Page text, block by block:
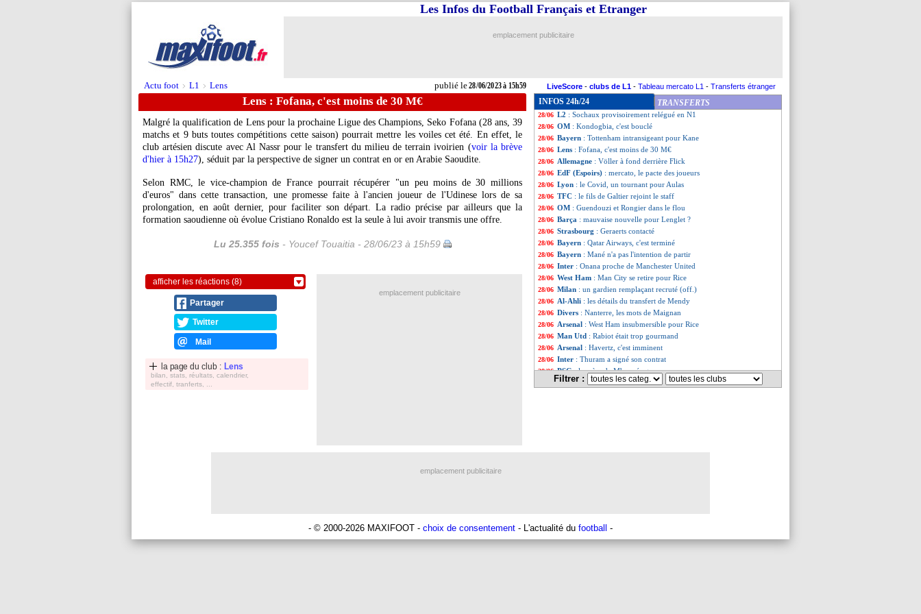
Actu foot > L1 > Lens publié le28/06/2023 à 15h59
Les Infos du Football Français et Etranger
emplacement publicitaire
LiveScore - clubs de L1 - Tableau mercato L1 - Transferts étranger
Lens : Fofana, c'est moins de 30 M€
Malgré la qualification de Lens pour la prochaine Ligue des Champions, Seko Fofana(28 ans, 39
matchs et 9 buts toutes compétitions cette saison) pourrait mettre les voiles cet été. En effet, le
club artésien discute avec Al Nassr pour le transfert du milieu de terrain ivoirien (voir la brève
d'hier à 15h27), séduit par la perspective de signer un contrat en or en Arabie Saoudite.
Selon RMC, le vice-champion de France pourrait récupérer "un peu moins de 30 millions
d'euros" dans cette transaction, une promesse faite à l'ancien joueur de l'Udinese lors de sa
prolongation, en août dernier, pour faciliter son départ. La radio précise par ailleurs que la
formation saoudienne où évolue Cristiano Ronaldo est la seule à lui avoir transmis une offre.
Lu 25.355 fois - Youcef Touaitia - 28/06/23 à 15h59
afficher les réactions (8)
Partager
Twitter
Mail
la page du club : Lens
bilan, stats, réultats, calendrier,
effectif, tranferts, ...
INFOS 24h/24 TRANSFERTS
28/06 Euro (U21) : Suisse-France, les compos
28/06 Strasbourg
28/06 Liverpool: un intérêt pour Szoboszlai
28/06 Rennes: quand Kalimuendo taquine Le Fée...
28/06 L2 : Sochaux provisoirement relégué en N1
28/06 OM : Kondogbia, c'est bouclé
28/06 Bayern : Tottenham intransigeant pour Kane
28/06 Lens : Fofana, c'est moins de 30 M€
28/06 Allemagne : Völler à fond derrière Flick
28/06 EdF (Espoirs) : mercato, le pacte des joueurs
28/06 Lyon : le Covid, un tournant pour Aulas
28/06 TFC : le fils de Galtier rejoint le staff
28/06 OM : Guendouzi et Rongier dans le flou
28/06 Barça : mauvaise nouvelle pour Lenglet ?
28/06 Strasbourg : Geraerts contacté
28/06 Bayern : Qatar Airways, c'est terminé
28/06 Bayern : Mané n'a pas l'intention de partir
28/06 Inter : Onana proche de Manchester United
28/06 West Ham : Man City se retire pour Rice
28/06 Milan : un gardien remplaçant recruté (off.)
28/06 Al-Ahli : les détails du transfert de Mendy
28/06 Divers : Nanterre, les mots de Maignan
28/06 Arsenal : West Ham insubmersible pour Rice
28/06 Man Utd : Rabiot était trop gourmand
28/06 Arsenal : Havertz, c'est imminent
28/06 Inter : Thuram a signé son contrat
28/06 PSG: la mère de Mbappé agace
Leicester : Maddison va signer à Tottenham
Filtrer :
emplacement publicitaire
emplacement publicitaire
- © 2000-2026 MAXIFOOT - choix de consentement - L'actualité du football -